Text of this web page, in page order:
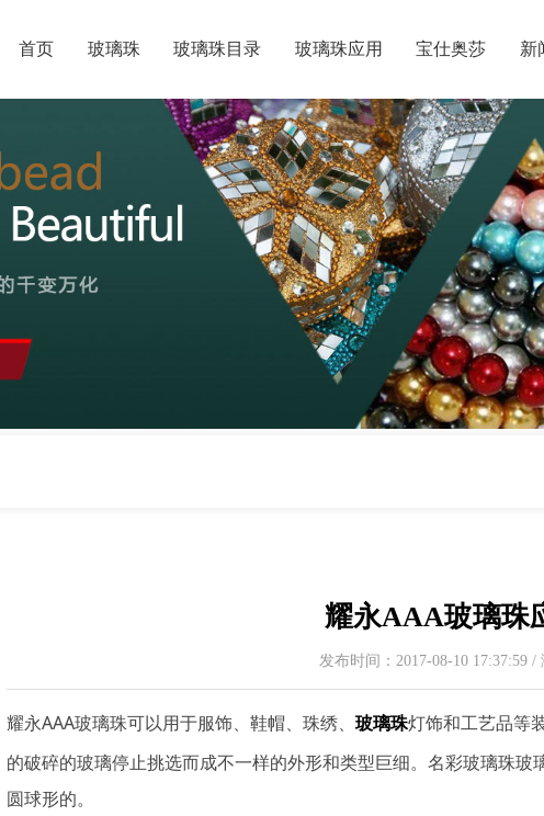
首页 玻璃珠 玻璃珠目录 玻璃珠应用 宝仕奥莎 新
耀永AAA玻璃珠
发布时间：2017-08-10 17:37:59 /
耀永AAA玻璃珠可以用于服饰、鞋帽、珠绣、 玻璃珠灯饰和工艺品等
的破碎的玻璃停止挑选而成不一样的外形和类型巨细。名彩玻璃珠
圆球形的。